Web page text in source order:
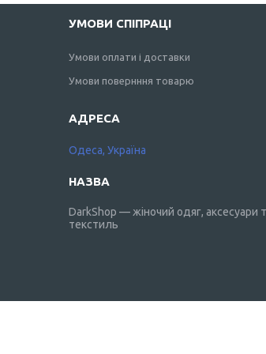
УМОВИ СПІПРАЦІ
Умови оплати і доставки
Умови повернння товарю
Одеса, Україна
DarkShop — жіночий одяг, аксесуари
текстиль